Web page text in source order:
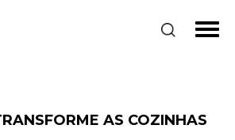
AS COZINHAS